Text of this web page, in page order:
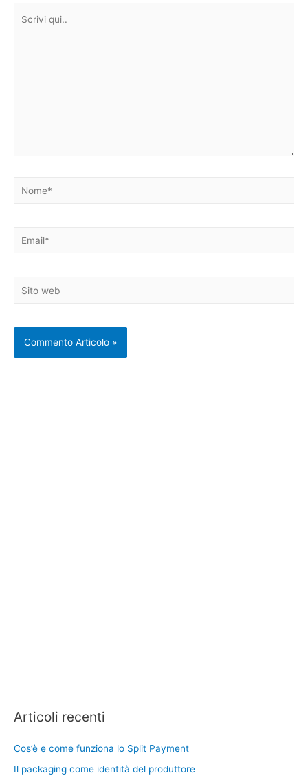
Nome*
Email*
Sito
Articoli recenti
Cos’è e come funziona lo Split Payment
Il packaging come identità del produttore